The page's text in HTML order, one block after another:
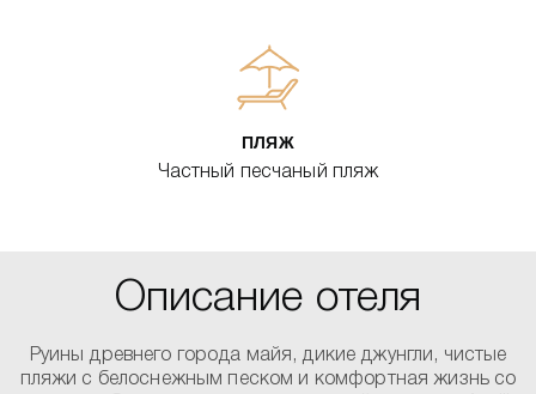
ПЛЯЖ
Частный песчаный пляж
Описание отеля
Руины древнего города майя, дикие джунгли, чистые
пляжи с белоснежным песком и комфортная жизнь со